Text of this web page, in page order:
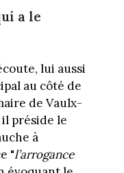
a le
lui aussi
au côté de
de Vaulx-
préside le
à
"l’arrogance